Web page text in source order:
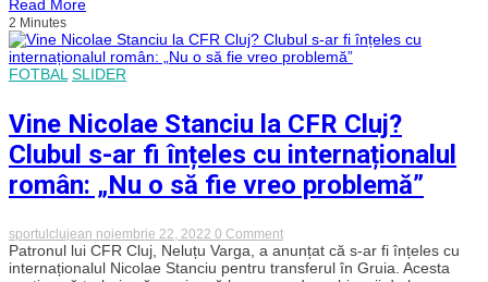
la
Cluj!
Căpitanul
între
„U”
Cluj
și
Read More
2 Minutes
FOTBAL SLIDER
Vine Nicolae Stanciu la CFR Cluj?
Clubul s-ar fi înțeles cu internaționalul
român: „Nu o să fie vreo problemă”
sportulclujean noiembrie 22, 2022 0 Commenton
Vine
Nicolae
Stanciu
Patronul lui CFR Cluj, Neluțu Varga, a anunțat că s-ar fi înțeles cu
internaționalul Nicolae Stanciu pentru transferul în Gruia. Acesta